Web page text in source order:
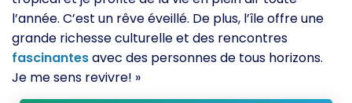
l’année. C’est un rêve éveillé. De plus, l’île offre une
grande richesse culturelle et des rencontres
fascinantesavec des personnes de tous horizons.
Je me sens revivre! »